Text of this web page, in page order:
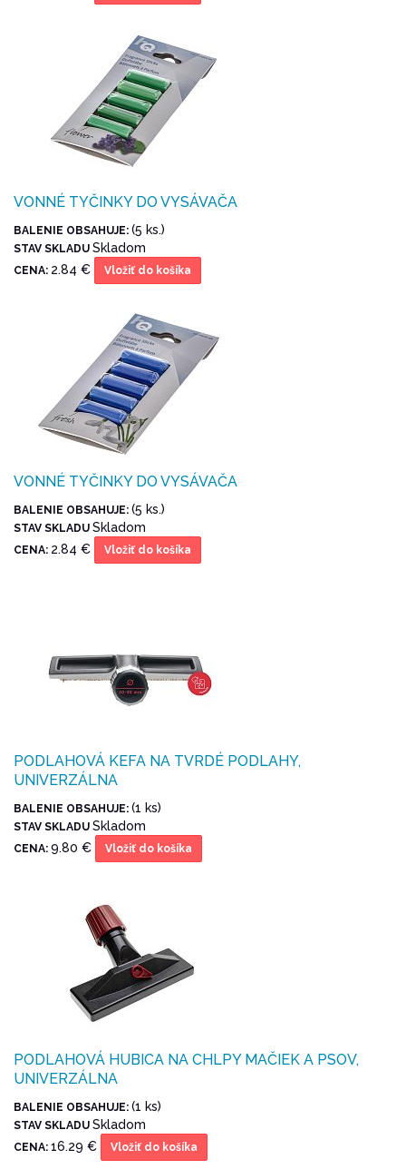
VONNÉ TYČINKY DO VYSÁVAČA
BALENIE OBSAHUJE: (5 ks.)
STAV SKLADU Skladom
CENA: 2.84 € Vložiť do košíka
VONNÉ TYČINKY DO VYSÁVAČA
BALENIE OBSAHUJE: (5 ks.)
STAV SKLADU Skladom
CENA: 2.84 € Vložiť do košíka
PODLAHOVÁ KEFA NA TVRDÉ PODLAHY,
UNIVERZÁLNA
BALENIE OBSAHUJE: (1 ks)
STAV SKLADU Skladom
CENA: 9.80 € Vložiť do košíka
PODLAHOVÁ HUBICA NA CHLPY MAČIEK A PSOV,
UNIVERZÁLNA
BALENIE OBSAHUJE: (1 ks)
STAV SKLADU Skladom
CENA: 16.29 € Vložiť do košíka